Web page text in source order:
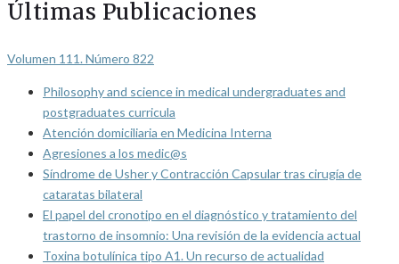
Últimas Publicaciones
Volumen 111. Número 822
Philosophy and science in medical undergraduates and
postgraduates curricula
Atención domiciliaria en Medicina Interna
Agresiones a los medic@s
Síndrome de Usher y Contracción Capsular tras cirugía de
cataratas bilateral
El papel del cronotipo en el diagnóstico y tratamiento del
trastorno de insomnio: Una revisión de la evidencia actual
Toxina botulínica tipo A1. Un recurso de actualidad